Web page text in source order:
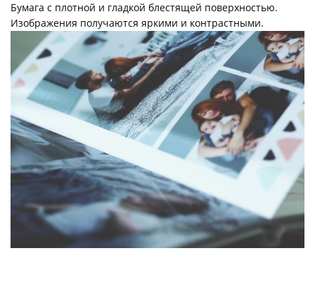
Бумага с плотной и гладкой блестящей поверхностью.
Изображения получаются яркими и контрастными.